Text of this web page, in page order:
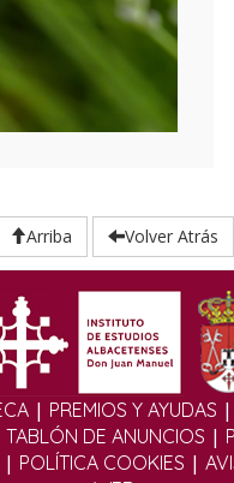
Arriba Volver Atrás
| PREMIOS Y AYUDAS |
TABLÓN DE ANUNCIOS |
| POLÍTICA COOKIES |